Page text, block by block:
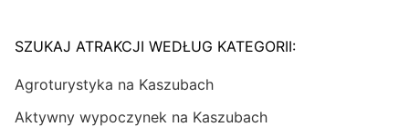
SZUKAJ ATRAKCJI WEDŁUG KATEGORII:
Agroturystyka na Kaszubach
Aktywny wypoczynek na Kaszubach